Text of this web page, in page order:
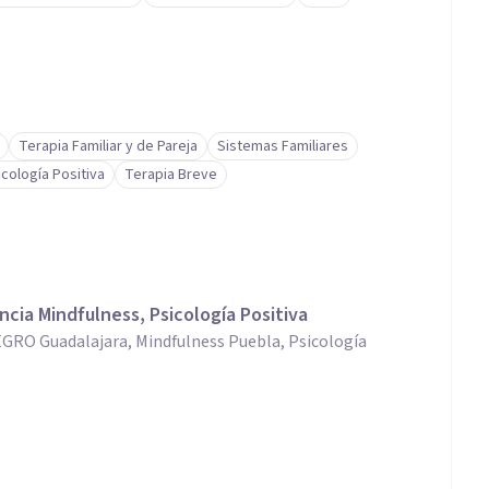
Terapia Familiar y de Pareja
Sistemas Familiares
Positiva Terapia Breve
Mindfulness, Psicología Positiva
Guadalajara, Mindfulness Puebla, Psicología